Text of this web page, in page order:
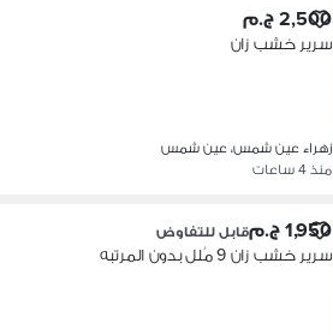
2,500 ج.م
سرير خشب زان
زهراء عين شمس، عين شمس
منذ 4 ساعات
1,950 ج.م قابل للتفاوض
سرير خشب زان 9 مُلل بدون المرتبه